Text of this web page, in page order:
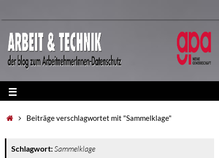
Beiträge verschlagwortet mit "Sammelklage"
Schlagwort:Sammelklage